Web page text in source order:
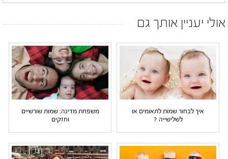
אולי יעניין אותך גם
איך לבחור שמות לתאומים או
לשלישייה ?
משפחת מדינה: שמות שורשיים
וחזקים